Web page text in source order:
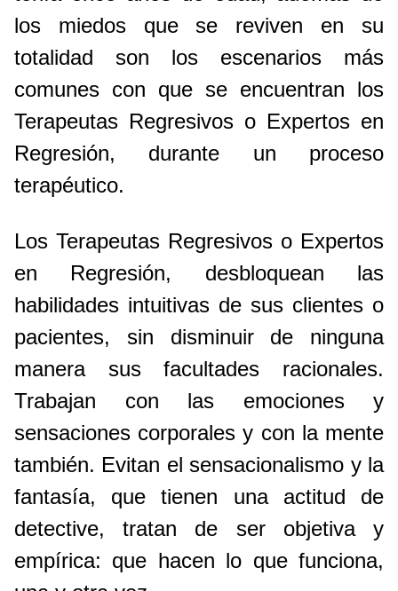
los miedos que se reviven en su
totalidad son los escenarios más
comunes con que se encuentran los
Terapeutas Regresivos o Expertos en
Regresión, durante un proceso
terapéutico.
Los Terapeutas Regresivos o Expertos
en Regresión, desbloquean las
habilidades intuitivas de sus clientes o
pacientes, sin disminuir de ninguna
manera sus facultades racionales.
Trabajan con las emociones y
sensaciones corporales y con la mente
también. Evitan el sensacionalismo y la
fantasía, que tienen una actitud de
detective, tratan de ser objetiva y
empírica: que hacen lo que funciona,